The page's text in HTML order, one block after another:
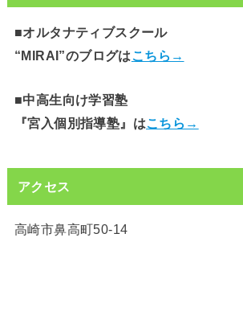
■オルタナティブスクール
“MIRAI”のブログは こちら→
■中高生向け学習塾
『宮入個別指導塾』はこちら→
アクセス
高崎市鼻高町50-14